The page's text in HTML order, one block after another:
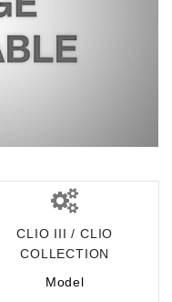
CLIO III / CLIO
COLLECTION
Model